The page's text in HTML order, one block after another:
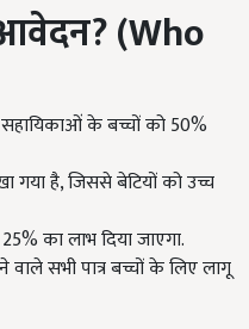
(Who
के बच्चों को 50%
गया है, जिससे बेटियों को उच्च
का लाभ दिया जाएगा.
सभी पात्र बच्चों के लिए लागू